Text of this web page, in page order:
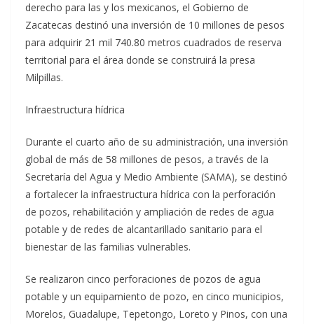
derecho para las y los mexicanos, el Gobierno de
Zacatecas destinó una inversión de 10 millones de pesos
para adquirir 21 mil 740.80 metros cuadrados de reserva
territorial para el área donde se construirá la presa
Milpillas.
Infraestructura hídrica
Durante el cuarto año de su administración, una inversión
global de más de 58 millones de pesos, a través de la
Secretaría del Agua y Medio Ambiente (SAMA), se destinó
a fortalecer la infraestructura hídrica con la perforación
de pozos, rehabilitación y ampliación de redes de agua
potable y de redes de alcantarillado sanitario para el
bienestar de las familias vulnerables.
Se realizaron cinco perforaciones de pozos de agua
potable y un equipamiento de pozo, en cinco municipios,
Morelos, Guadalupe, Tepetongo, Loreto y Pinos, con una